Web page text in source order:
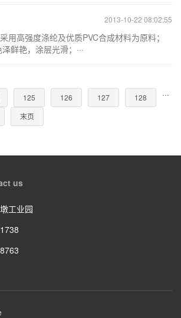
2013-10-22 08:02:55
用高强度涤纶及优质PVC合成材料为原料；
鲜艳，涂层光滑；···
···
125 126 127
128
末页
us
工业园